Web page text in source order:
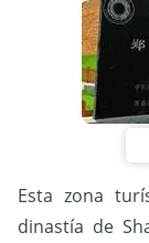
Esta zona
dinastía de